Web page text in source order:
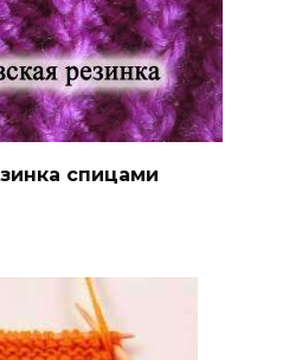
спицами